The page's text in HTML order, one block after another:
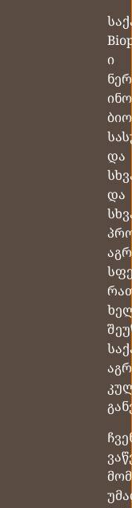
ი
ბიო
და
და